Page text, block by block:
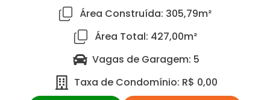
Área Construída: 305,79m²
Área Total: 427,00m²
Vagas de Garagem: 5
Taxa de Condomínio: R$ 0,00